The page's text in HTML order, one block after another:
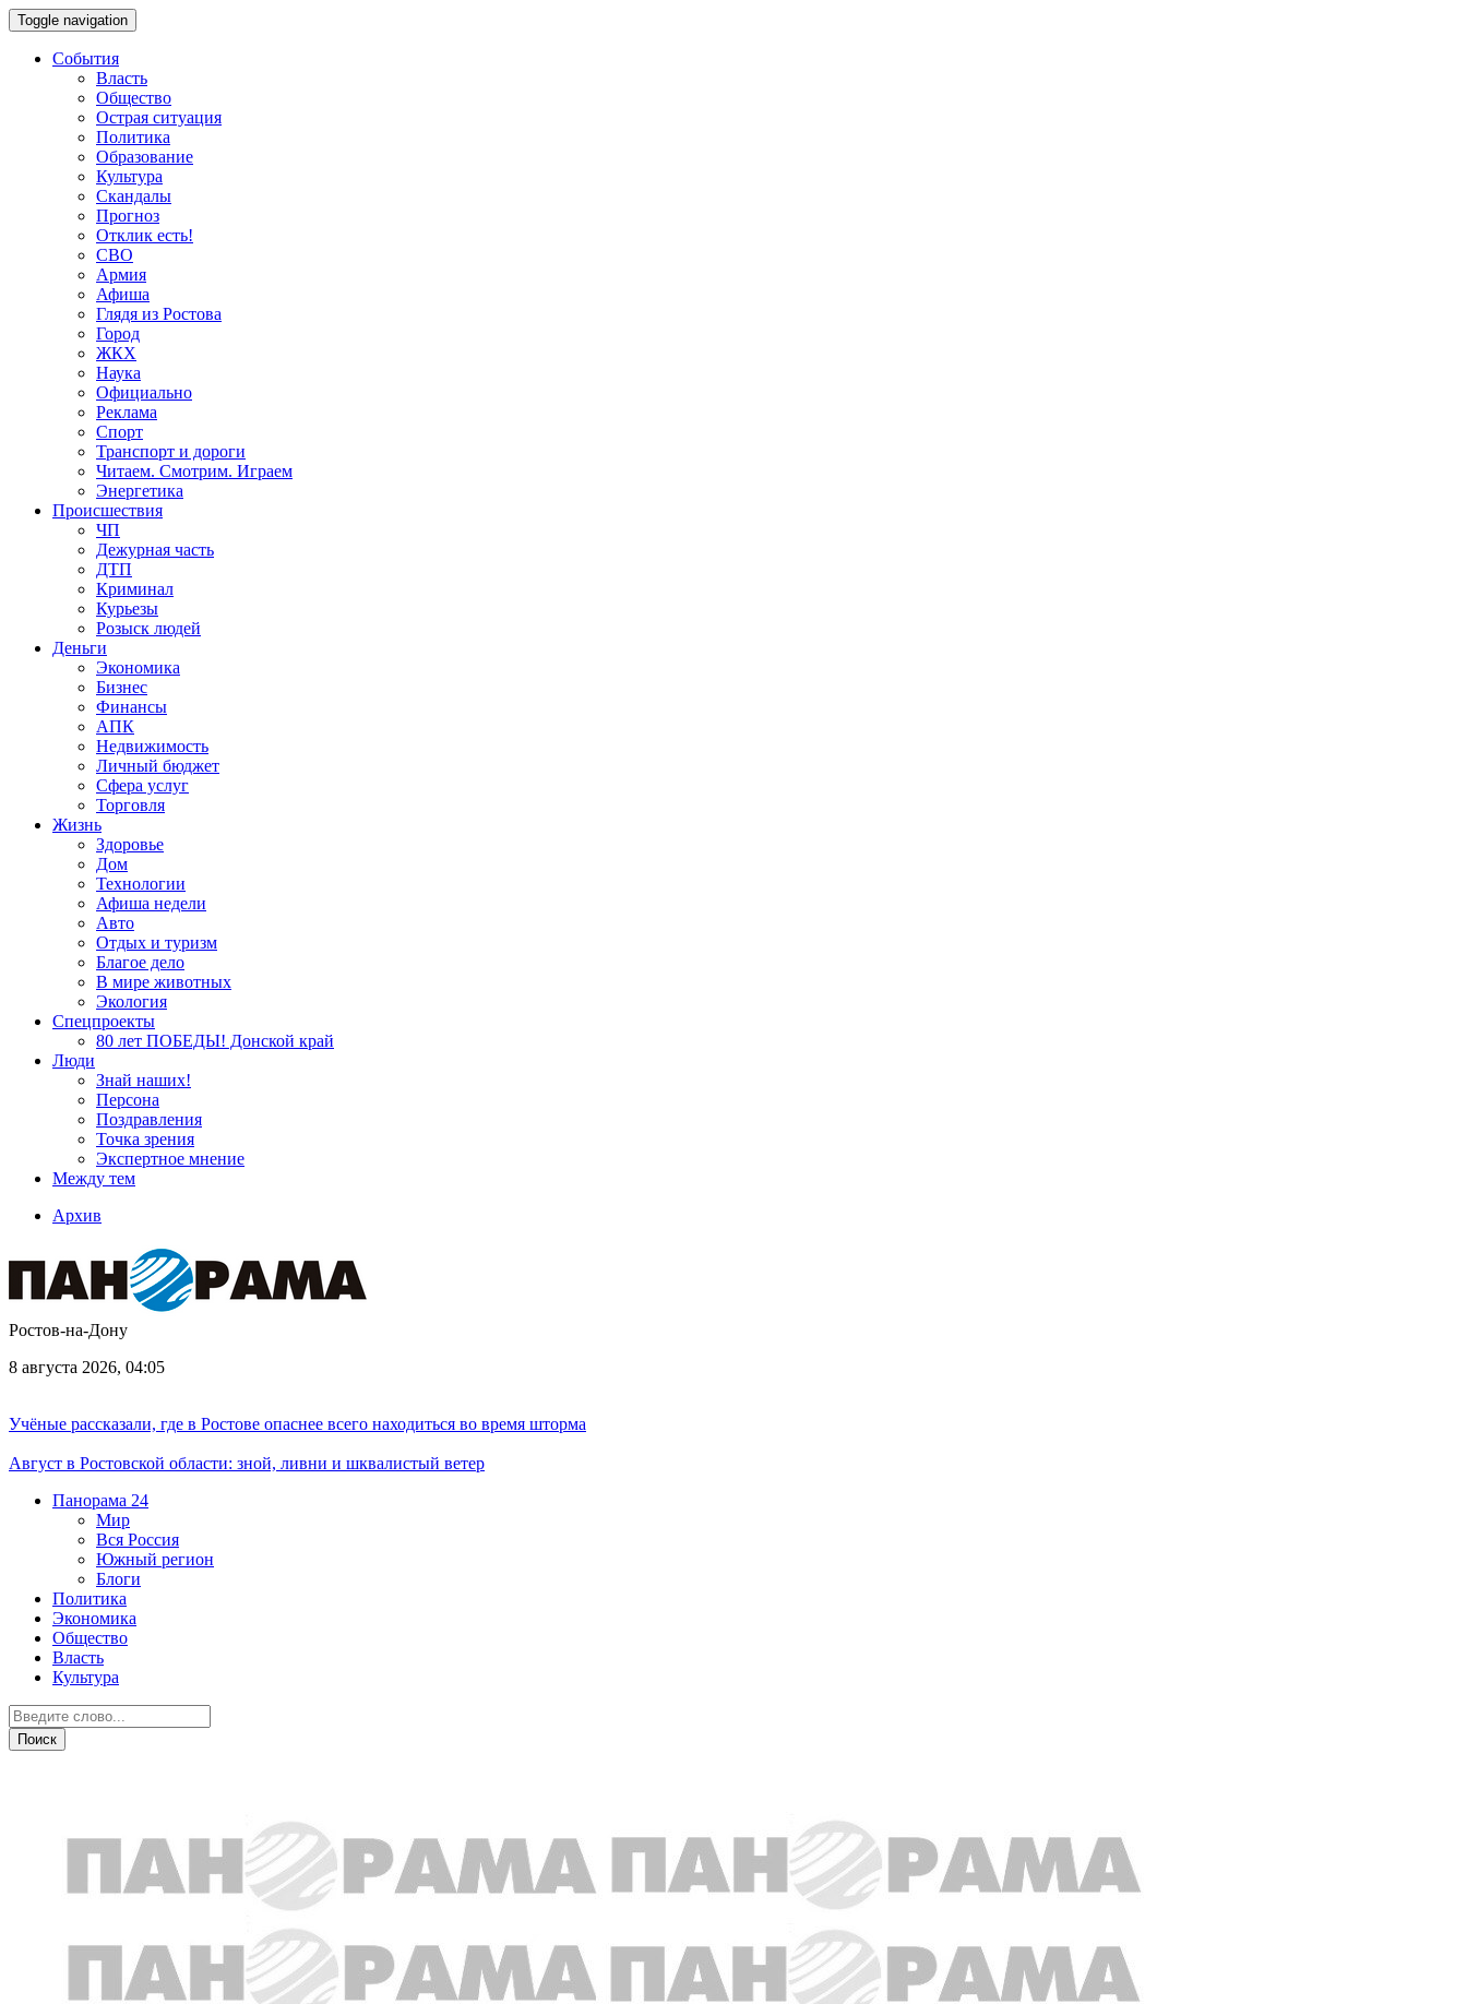
Toggle navigation
События
Власть
Общество
Острая ситуация
Политика
Образование
Культура
Скандалы
Прогноз
Отклик есть!
СВО
Армия
Афиша
Глядя из Ростова
Город
ЖКХ
Наука
Официально
Реклама
Спорт
Транспорт и дороги
Читаем. Смотрим. Играем
Энергетика
Происшествия
ЧП
Дежурная часть
ДТП
Криминал
Курьезы
Розыск людей
Деньги
Экономика
Бизнес
Финансы
АПК
Недвижимость
Личный бюджет
Сфера услуг
Торговля
Жизнь
Здоровье
Дом
Технологии
Афиша недели
Авто
Отдых и туризм
Благое дело
В мире животных
Экология
Спецпроекты
80 лет ПОБЕДЫ! Донской край
Люди
Знай наших!
Персона
Поздравления
Точка зрения
Экспертное мнение
Между тем
Архив
Ростов-на-Дону
8 августа 2026, 04:05
Учёные рассказали, где в Ростове опаснее всего находиться во время шторма
Август в Ростовской области: зной, ливни и шквалистый ветер
Панорама 24
Мир
Вся Россия
Южный регион
Блоги
Политика
Экономика
Общество
Власть
Культура